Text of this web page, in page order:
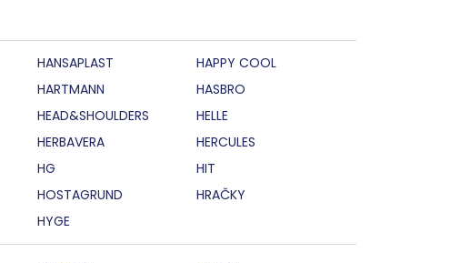
HANSAPLAST
HAPPY COOL
HARTMANN
HASBRO
HEAD&SHOULDERS
HELLE
HERBAVERA
HERCULES
HG
HIT
HOSTAGRUND
HRAČKY
HYGE